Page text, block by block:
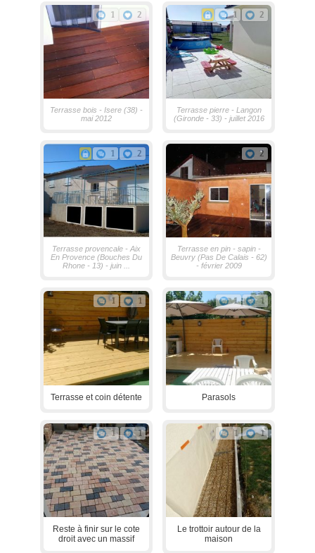
1 2
Terrasse bois - Isere (38) -
mai 2012
1 2
Terrasse pierre - Langon
(Gironde - 33) - juillet 2016
1 2
Terrasse provencale - Aix
En Provence (Bouches Du
Rhone - 13) - juin ...
2
Terrasse en pin - sapin -
Beuvry (Pas De Calais - 62)
- février 2009
1 1
Terrasse et coin détente
1 1
Parasols
1 1
Reste à finir sur le cote
droit avec un massif
1 1
Le trottoir autour de la
maison